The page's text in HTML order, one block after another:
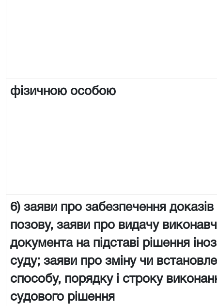
фізичною особою
6) заяви про забезпечення
позову, заяви про видачу
документа на підставі рішення
суду; заяви про зміну чи
способу, порядку і строку
судового рішення